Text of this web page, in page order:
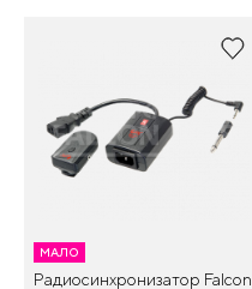
МАЛО
Радиосинхронизатор Falcon